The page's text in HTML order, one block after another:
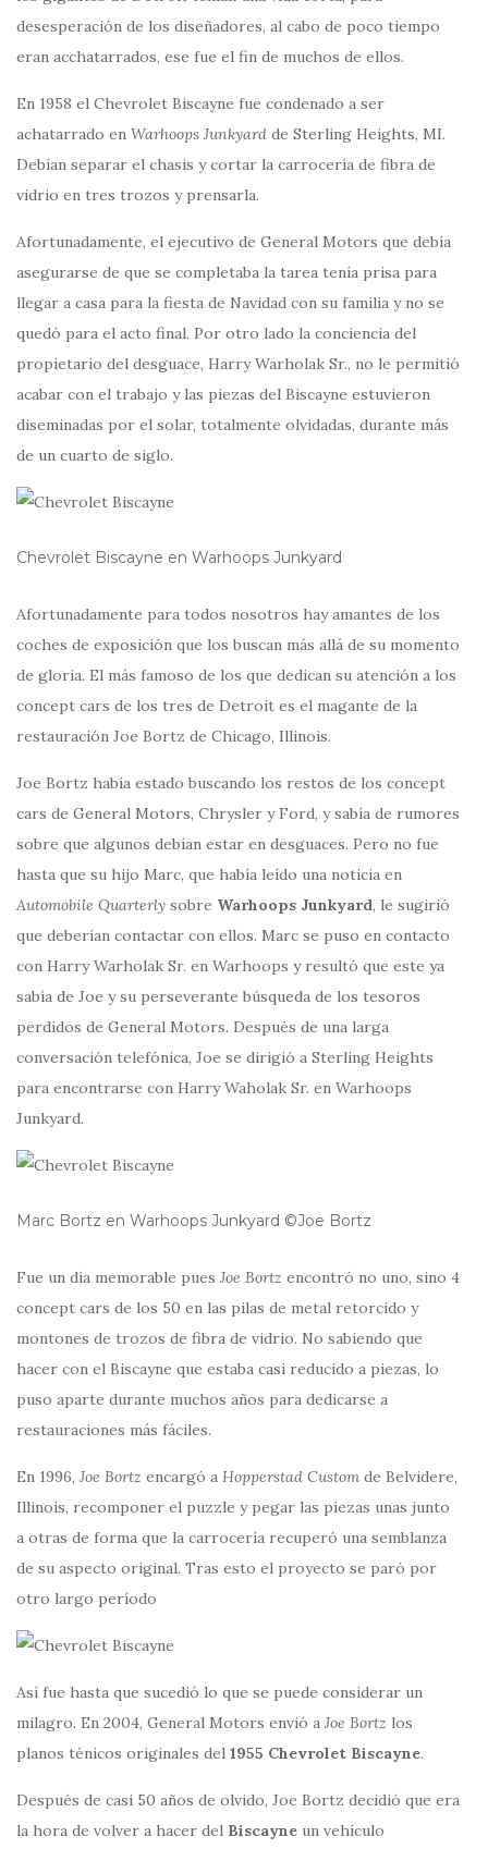
desesperación de los diseñadores, al cabo de poco tiempo
eran acchatarrados, ese fue el fin de muchos de ellos.
En 1958 el Chevrolet Biscayne fue condenado a ser
achatarrado en Warhoops Junkyard de Sterling Heights, MI.
Debían separar el chasis y cortar la carrocería de fibra de
vidrio en tres trozos y prensarla.
Afortunadamente, el ejecutivo de General Motors que debía
asegurarse de que se completaba la tarea tenía prisa para
llegar a casa para la fiesta de Navidad con su familia y no se
quedó para el acto final. Por otro lado la conciencia del
propietario del desguace, Harry Warholak Sr., no le permitió
acabar con el trabajo y las piezas del Biscayne estuvieron
diseminadas por el solar, totalmente olvidadas, durante más
de un cuarto de siglo.
Chevrolet Biscayne en Warhoops Junkyard
Afortunadamente para todos nosotros hay amantes de los
coches de exposición que los buscan más allá de su momento
de gloria. El más famoso de los que dedican su atención a los
concept cars de los tres de Detroit es el magante de la
restauración Joe Bortz de Chicago, Illinois.
Joe Bortz había estado buscando los restos de los concept
cars de General Motors, Chrysler y Ford, y sabía de rumores
sobre que algunos debían estar en desguaces. Pero no fue
hasta que su hijo Marc, que había leído una noticia en
Automobile Quarterly sobre Warhoops Junkyard, le sugirió
que deberían contactar con ellos. Marc se puso en contacto
con Harry Warholak Sr. en Warhoops y resultó que este ya
sabía de Joe y su perseverante búsqueda de los tesoros
perdidos de General Motors. Después de una larga
conversación telefónica, Joe se dirigió a Sterling Heights
para encontrarse con Harry Waholak Sr. en Warhoops
Junkyard.
Marc Bortz en Warhoops Junkyard ©Joe Bortz
Fue un día memorable pues Joe Bortz encontró no uno, sino 4
concept cars de los 50 en las pilas de metal retorcido y
montones de trozos de fibra de vidrio. No sabiendo que
hacer con el Biscayne que estaba casi reducido a piezas, lo
puso aparte durante muchos años para dedicarse a
restauraciones más fáciles.
En 1996, Joe Bortz encargó a Hopperstad Custom de Belvidere,
Illinois, recomponer el puzzle y pegar las piezas unas junto
a otras de forma que la carrocería recuperó una semblanza
de su aspecto original. Tras esto el proyecto se paró por
otro largo período
Así fue hasta que sucedió lo que se puede considerar un
milagro. En 2004, General Motors envió a Joe Bortz los
planos ténicos originales del 1955 Chevrolet Biscayne.
Después de casi 50 años de olvido, Joe Bortz decidió que era
la hora de volver a hacer del Biscayne un vehículo